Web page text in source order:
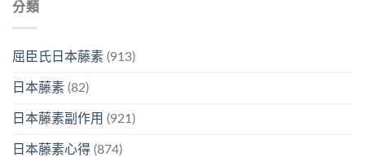
分類
屈臣氏日本藤素 (913)
日本藤素 (82)
日本藤素副作用 (921)
日本藤素心得 (874)